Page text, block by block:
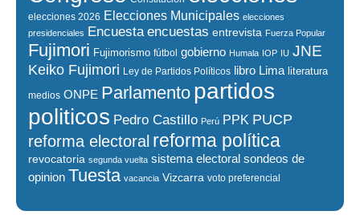
elecciones 2026 Elecciones Municipales elecciones
presidenciales Encuesta encuestas entrevista Fuerza Popular
Fujimori Fujimorismo fútbol gobierno Humala IOP IU JNE
Keiko Fujimori Ley de Partidos Políticos libro Lima literatura
medios ONPE Parlamento partidos
politicos Pedro Castillo Perú PPK PUCP
reforma electoral reforma política
revocatoria segunda vuelta sistema electoral sondeos de
opinion Tuesta vacancia Vizcarra voto preferencial